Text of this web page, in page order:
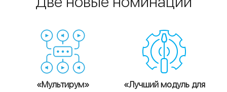
«Мультирум»
«Лучший модуль для